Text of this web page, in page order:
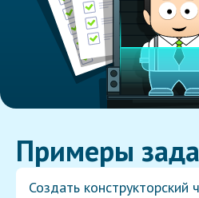
Примеры
Создать конструкторский